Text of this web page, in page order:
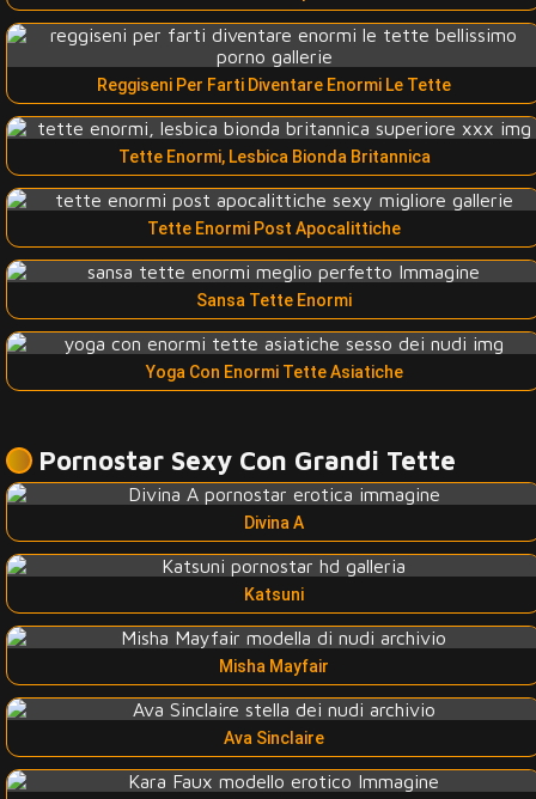
Reggiseni Per Farti Diventare Enormi Le Tette
Tette Enormi, Lesbica Bionda Britannica
Tette Enormi Post Apocalittiche
Sansa Tette Enormi
Yoga Con Enormi Tette Asiatiche
Pornostar Sexy Con Grandi Tette
Divina A
Katsuni
Misha Mayfair
Ava Sinclaire